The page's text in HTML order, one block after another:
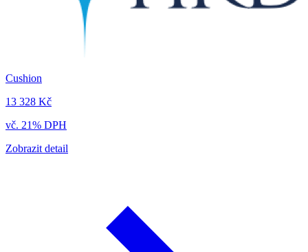
Cushion
13 328 Kč
vč. 21% DPH
Zobrazit detail